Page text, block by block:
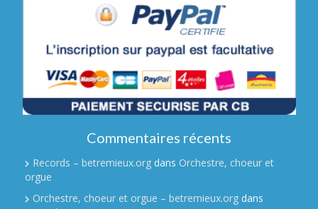
Commentaires récents
Records – betremieux.org dans Orchestre, choeur et
orgue
Orchestre, choeur et orgue – betremieux.org dans